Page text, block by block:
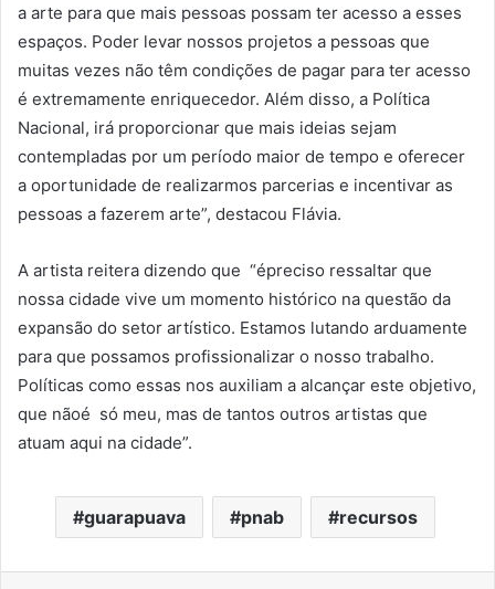
a arte para que mais pessoas possam ter acesso a esses
espaços. Poder levar nossos projetos a pessoas que
muitas vezes não têm condições de pagar para ter acesso
é extremamente enriquecedor. Além disso, a Política
Nacional, irá proporcionar que mais ideias sejam
contempladas por um período maior de tempo e oferecer
a oportunidade de realizarmos parcerias e incentivar as
pessoas a fazerem arte”, destacou Flávia.
A artista reitera dizendo que “épreciso ressaltar que
nossa cidade vive um momento histórico na questão da
expansão do setor artístico. Estamos lutando arduamente
para que possamos profissionalizar o nosso trabalho.
Políticas como essas nos auxiliam a alcançar este objetivo,
que nãoé só meu, mas de tantos outros artistas que
atuam aqui na cidade”.
guarapuava pnab recursos